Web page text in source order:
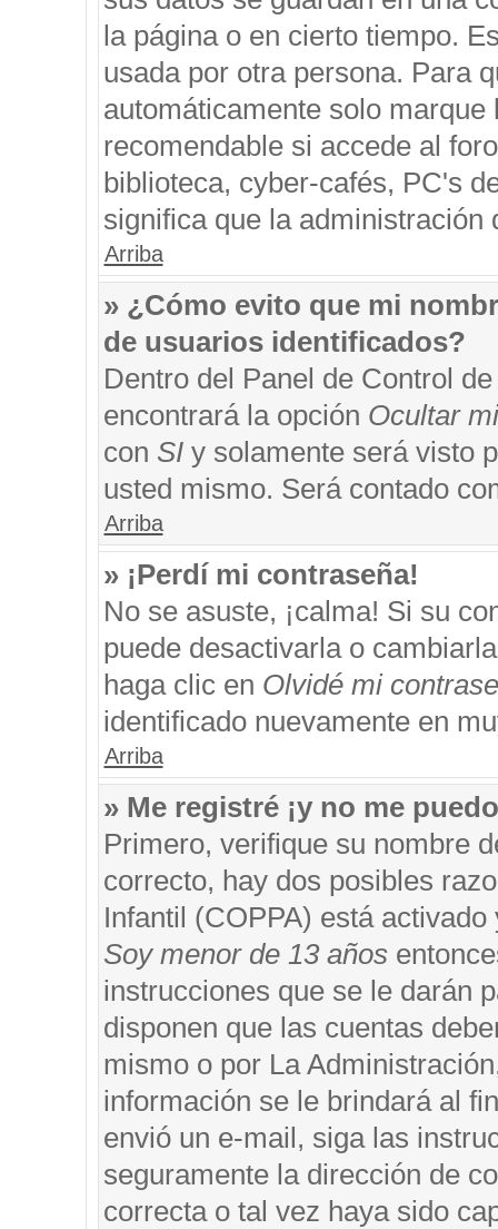
la página o en cierto tiempo.
usada por otra persona. Para
automáticamente solo
recomendable si accede al
biblioteca, cyber-cafés, PC's
significa que la administración
Arriba
» ¿Cómo evito que mi
de usuarios identificados?
Dentro del Panel de Control
encontrará la opción Ocultar
con SIy solamente será visto
usted mismo. Será contado
Arriba
» ¡Perdí mi contraseña!
No se asuste, ¡calma! Si su
puede desactivarla o
haga clic en Olvidé mi
identificado nuevamente en
Arriba
» Me registré ¡y no me
Primero, verifique su nombre
correcto, hay dos posibles
Infantil (COPPA) está
Soy menor de 13 años
instrucciones que se le darán
disponen que las cuentas
mismo o por La
información se le brindará al
envió un e-mail, siga las
seguramente la dirección de
correcta o tal vez haya sido